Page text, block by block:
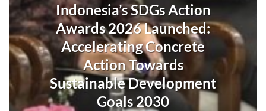
Indonesia’s SDGs Action
Awards 2026 Launched:
Accelerating Concrete
Action Towards
Sustainable Development
Goals 2030